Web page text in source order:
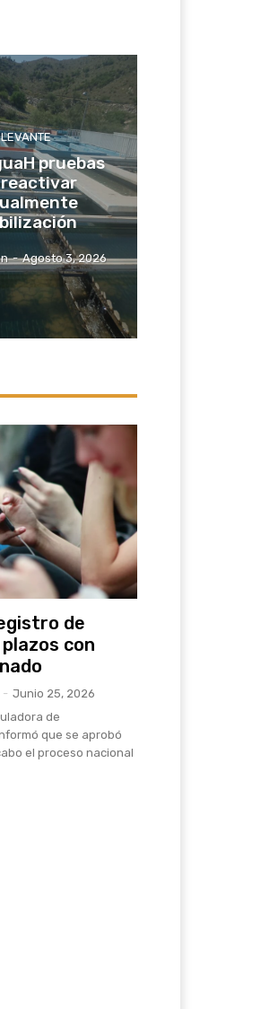
pruebas
reactivar
- Agosto 3, 2026
de
con
- Junio 25, 2026
que se aprobó
el proceso nacional